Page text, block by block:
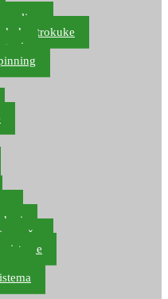
trokuke
mreže
sisteme